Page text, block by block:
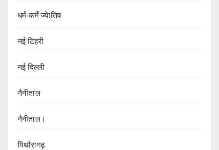
धर्म-कर्म ज्येातिष
नई टिहरी
नई दिल्ली
नैनीताल
नैनीताल।
पिथौरागढ़